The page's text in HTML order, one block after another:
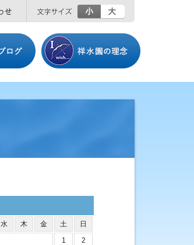
小
水 木 金 土
日
1
2